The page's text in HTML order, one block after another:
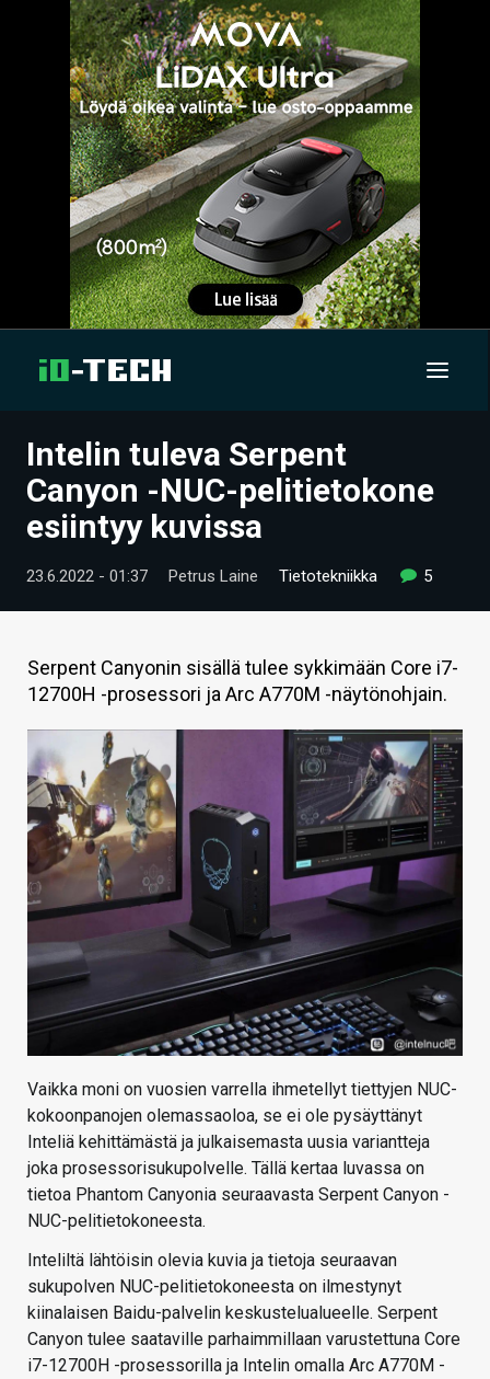
UUTISET
ARTIKKELIT
VIDEOT
TECHBBS
TIETOA
HINTA.FI
KAUPPA
VAIHDA TEEMA
HAKU
Intelin tuleva Serpent
Canyon -NUC-pelitietokone
esiintyy kuvissa
23.6.2022 - 01:37 Petrus Laine Tietotekniikka 5
Serpent Canyonin sisällä tulee sykkimään Core i7-
12700H -prosessori ja Arc A770M -näytönohjain.
Vaikka moni on vuosien varrella ihmetellyt tiettyjen NUC-
kokoonpanojen olemassaoloa, se ei ole pysäyttänyt
Inteliä kehittämästä ja julkaisemasta uusia variantteja
joka prosessorisukupolvelle. Tällä kertaa luvassa on
tietoa Phantom Canyonia seuraavasta Serpent Canyon -
NUC-pelitietokoneesta.
Inteliltä lähtöisin olevia kuvia ja tietoja seuraavan
sukupolven NUC-pelitietokoneesta on ilmestynyt
kiinalaisen Baidu-palvelin keskustelualueelle. Serpent
Canyon tulee saataville parhaimmillaan varustettuna Core
i7-12700H -prosessorilla ja Intelin omalla Arc A770M -